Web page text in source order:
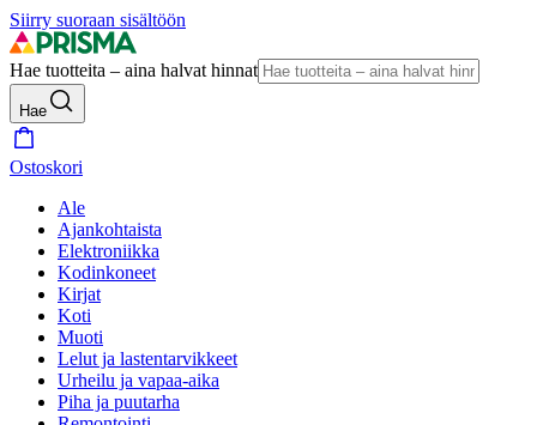
Siirry suoraan sisältöön
Hae tuotteita – aina halvat hinnat
Hae
Ostoskori
Ale
Ajankohtaista
Elektroniikka
Kodinkoneet
Kirjat
Koti
Muoti
Lelut ja lastentarvikkeet
Urheilu ja vapaa-aika
Piha ja puutarha